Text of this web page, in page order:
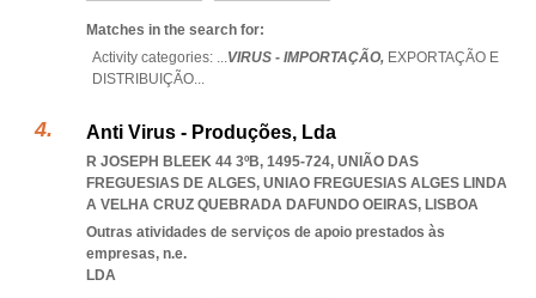
Matches in the search for:
Activity categories: ...VIRUS - IMPORTAÇÃO, EXPORTAÇÃO E
DISTRIBUIÇÃO...
Anti Virus - Produções, Lda
R JOSEPH BLEEK 44 3ºB, 1495-724, UNIÃO DAS
FREGUESIAS DE ALGES, UNIAO FREGUESIAS ALGES LINDA
A VELHA CRUZ QUEBRADA DAFUNDO OEIRAS, LISBOA
Outras atividades de serviços de apoio prestados às
empresas, n.e.
LDA